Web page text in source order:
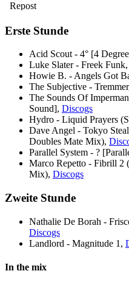
Erste Stunde
Acid Scout - 4° [4
Luke Slater - Freek Funk,
Howie B. - Angels Got
The Subjective -
The Sounds Of
Sound], Discogs
Hydro - Liquid Prayers
Dave Angel - Tokyo
Doubles Mate Mix),
Parallel System - ?
Marco Repetto - Fibrill 2
Mix), Discogs
Zweite Stunde
Nathalie De Borah -
Discogs
Landlord - Magnitude 1,
In the mix